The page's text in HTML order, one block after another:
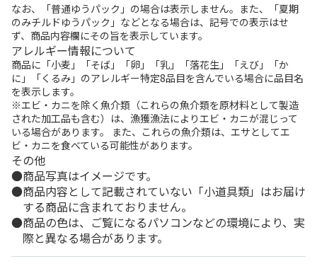
なお、「普通ゆうパック」の場合は表示しません。また、「夏期
のみチルドゆうパック」などとなる場合は、記号での表示はせ
ず、商品内容欄にその旨を表示しています。
アレルギー情報について
商品に「小麦」「そば」「卵」「乳」「落花生」「えび」「か
に」「くるみ」のアレルギー特定8品目を含んでいる場合に品目名
を表示します。
※エビ・カニを除く魚介類（これらの魚介類を原材料として製造
された加工品も含む）は、漁獲漁法によりエビ・カニが混じって
いる場合があります。 また、これらの魚介類は、エサとしてエ
ビ・カニを食べている可能性があります。
その他
商品写真はイメージです。
商品内容として記載されていない「小道具類」はお届け
する商品に含まれておりません。
商品の色は、ご覧になるパソコンなどの環境により、実
際と異なる場合があります。